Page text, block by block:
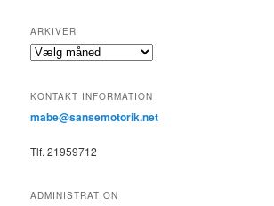
ARKIVER
Arkiver
KONTAKT INFORMATION
mabe@sansemotorik.net
Tlf. 21959712
ADMINISTRATION